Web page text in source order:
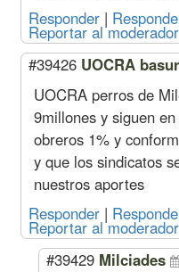
Sereno
Mes
Acuerdo Febrero 2025
s/feb)
Especializado
Oficial
Medio Oficial
Ayudante
Sereno
Especializado
Oficial
Medio Oficial
Responder |
Reportar al moderador
#39426 UOCRA
UOCRA perros de
9millones y siguen
obreros 1% y
y que los sindicatos
nuestros aportes
Responder |
Reportar al moderador
#39429 Milciades